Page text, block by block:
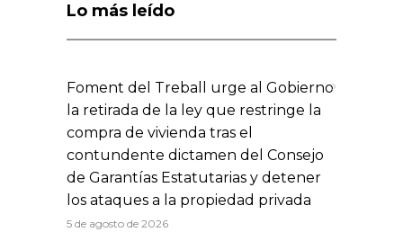
Lo más leído
Foment del Treball urge al Gobierno
la retirada de la ley que restringe la
compra de vivienda tras el
contundente dictamen del Consejo
de Garantías Estatutarias y detener
los ataques a la propiedad privada
5 de agosto de 2026